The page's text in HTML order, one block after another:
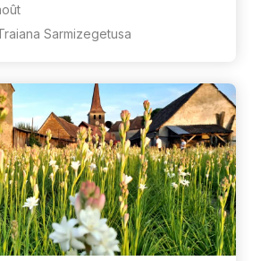
- 08 août
Sarmizegetusa